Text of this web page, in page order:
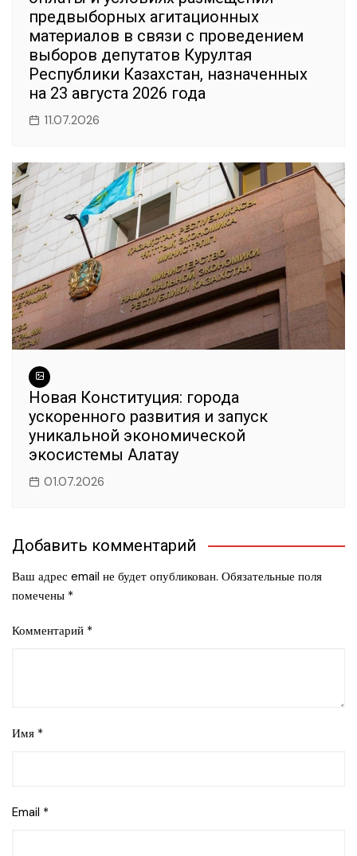
предвыборных агитационных
материалов в связи с проведением
выборов депутатов Курултая
Республики Казахстан, назначенных
на 23 августа 2026 года
11.07.2026
Новая Конституция: города
ускоренного развития и запуск
уникальной экономической
экосистемы Алатау
01.07.2026
Добавить комментарий
Ваш адрес email не будет опубликован. Обязательные поля
помечены *
Комментарий *
Имя *
Email *